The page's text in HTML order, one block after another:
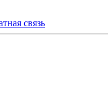
связь